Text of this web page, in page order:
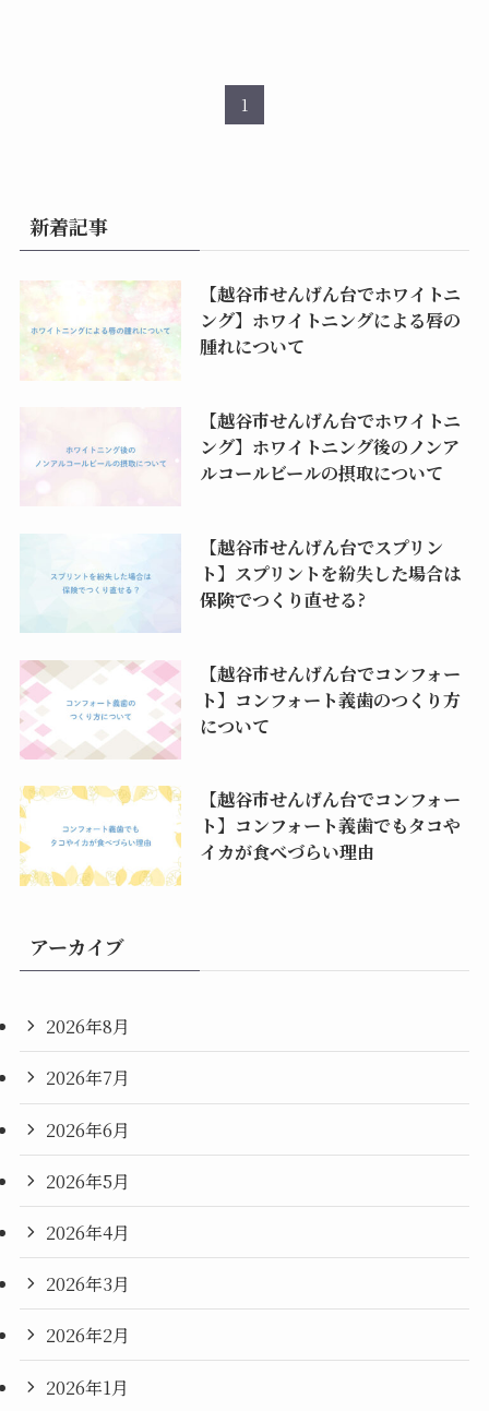
1
新着記事
【越谷市せんげん台でホワイトニ
ング】ホワイトニングによる唇の
腫れについて
【越谷市せんげん台でホワイトニ
ング】ホワイトニング後のノンア
ルコールビールの摂取について
【越谷市せんげん台でスプリン
ト】スプリントを紛失した場合は
保険でつくり直せる?
【越谷市せんげん台でコンフォー
ト】コンフォート義歯のつくり方
について
【越谷市せんげん台でコンフォー
ト】コンフォート義歯でもタコや
イカが食べづらい理由
アーカイブ
2026年8月
2026年7月
2026年6月
2026年5月
2026年4月
2026年3月
2026年2月
2026年1月